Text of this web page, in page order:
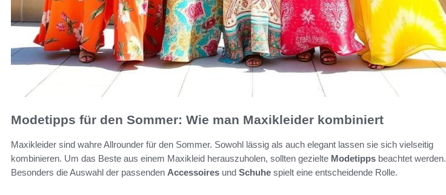
Modetipps für den Sommer: Wie man Maxikleider kombiniert
Maxikleider sind wahre Allrounder für den Sommer. Sowohl lässig als auch elegant lassen sie sich vielseitig
kombinieren. Um das Beste aus einem Maxikleid herauszuholen, sollten gezielte Modetipps beachtet werden.
Besonders die Auswahl der passenden Accessoires und Schuhe spielt eine entscheidende Rolle.